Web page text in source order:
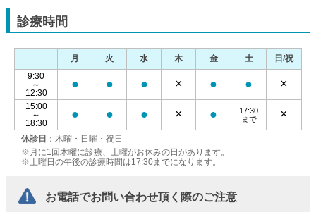
診療時間
休診日 ：木曜・日曜・祝日
※月に1回木曜に診療、土曜がお休みの日があります。
※土曜日の午後の診療時間は17:30までになります。
月 火 水 木 金 土
日/祝
9:30
～
12:30
● ● ● × ● ● ×
15:00
～
18:30
● ● ● × ●
17:30
まで
×
お電話でお問い合わせ頂く際のご注意